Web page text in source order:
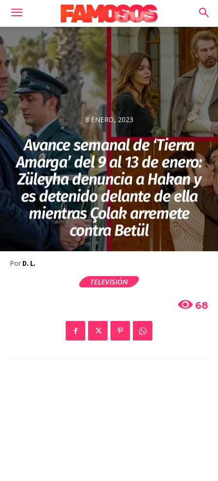
8 ENERO, 2023
Avance semanal de ‘Tierra
Amarga’ del 9 al 13 de enero:
Züleyha denuncia a Hakan y
es detenido delante de ella
mientras Çolak arremete
contra Betül
Por D. L.
TELEVISIÓN
68